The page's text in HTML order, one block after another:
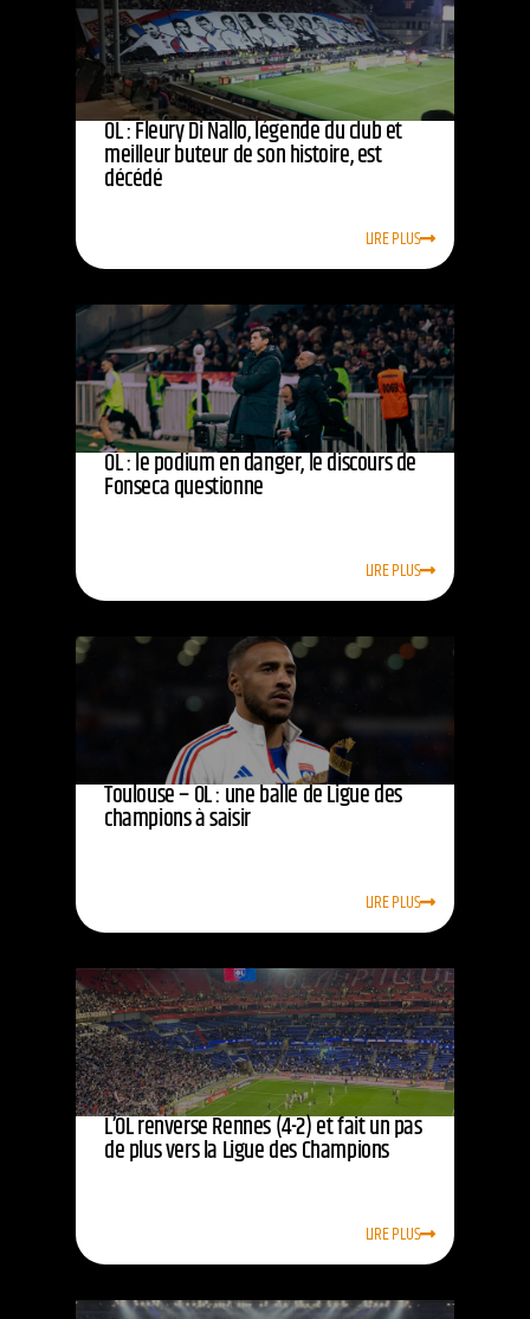
OL : Fleury Di Nallo, légende du club et
meilleur buteur de son histoire, est
décédé
LIRE PLUS
OL : le podium en danger, le discours de
Fonseca questionne
LIRE PLUS
Toulouse – OL : une balle de Ligue des
champions à saisir
LIRE PLUS
L’OL renverse Rennes (4-2) et fait un pas
de plus vers la Ligue des Champions
LIRE PLUS